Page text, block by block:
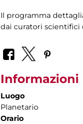
Il programma
dai curatori scientifici
Informazioni
Luogo
Planetario
Orario